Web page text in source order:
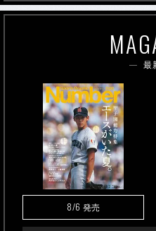
最
8/6 発売